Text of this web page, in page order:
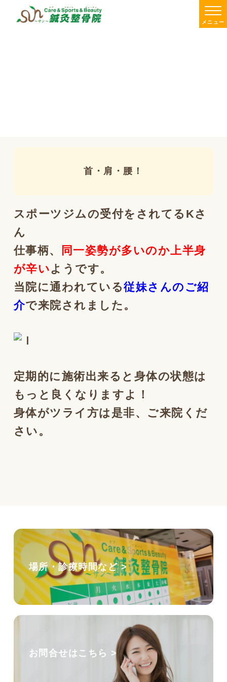
メニュー
首・肩・腰！
スポーツジムの受付をされてるKさ
ん
仕事柄、
同一姿勢が多いのか上半身
が辛いようです。
当院に通われている従妹さんのご紹
介で来院されました。
定期的に施術出来ると身体の状態は
もっと良くなりますよ！
身体がツライ方は是非、ご来院くだ
さい。
場所・診療時間など >
お問合せはこちら >